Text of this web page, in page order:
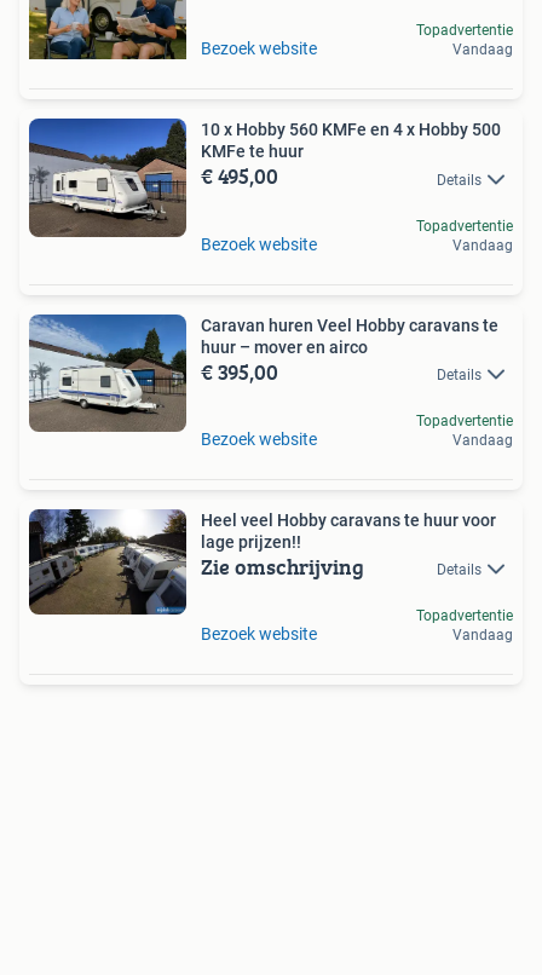
Bezoek website
Topadvertentie
Vandaag
10 x Hobby 560 KMFe en 4 x Hobby 500
KMFe te huur
€ 495,00 Details
Bezoek website
Topadvertentie
Vandaag
Caravan huren Veel Hobby caravans te
huur – mover en airco
€ 395,00 Details
Bezoek website
Topadvertentie
Vandaag
Heel veel Hobby caravans te huur voor
lage prijzen!!
Zie omschrijving Details
Bezoek website
Topadvertentie
Vandaag